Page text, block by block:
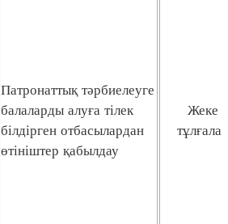
Патронаттық тәрбиелеуге
балаларды алуға тілек
білдірген отбасылардан
өтініштер қабылдау
Жеке
тұлғалар